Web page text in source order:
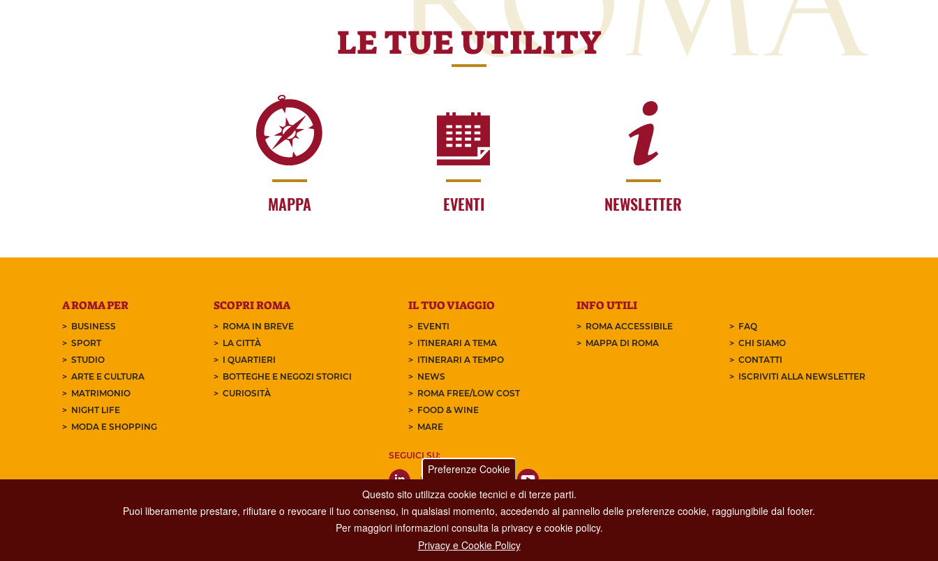
LE TUE UTILITY
MAPPA EVENTI NEWSLETTER
A ROMA PER
BUSINESS
SPORT
STUDIO
ARTE E CULTURA
MATRIMONIO
NIGHT LIFE
MODA E SHOPPING
SCOPRI ROMA
ROMA IN BREVE
LA CITTÀ
I QUARTIERI
BOTTEGHE E NEGOZI STORICI
CURIOSITÀ
IL TUO VIAGGIO
EVENTI
ITINERARI A TEMA
ITINERARI A TEMPO
NEWS
ROMA FREE/LOW COST
FOOD & WINE
MARE
INFO UTILI
ROMA ACCESSIBILE
MAPPA DI ROMA
FAQ
CHI SIAMO
CONTATTI
ISCRIVITI ALLA NEWSLETTER
SEGUICI SU:
Preferenze Cookie
Questo sito utilizza cookie tecnici e di terze parti.
Puoi liberamente prestare, rifiutare o revocare il tuo consenso, in qualsiasi momento, accedendo al pannello delle preferenze cookie, raggiungibile dal footer.
Per maggiori informazioni consulta la privacy e cookie policy.
Privacy e Cookie Policy